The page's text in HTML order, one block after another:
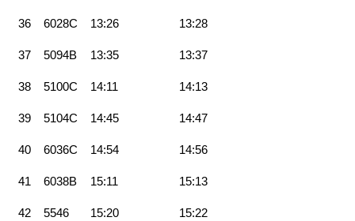
36 6028C 13:26 13:28
37 5094B 13:35 13:37
38 5100C 14:11 14:13
39 5104C 14:45 14:47
40 6036C 14:54 14:56
41 6038B 15:11 15:13
42 5546 15:20 15:22